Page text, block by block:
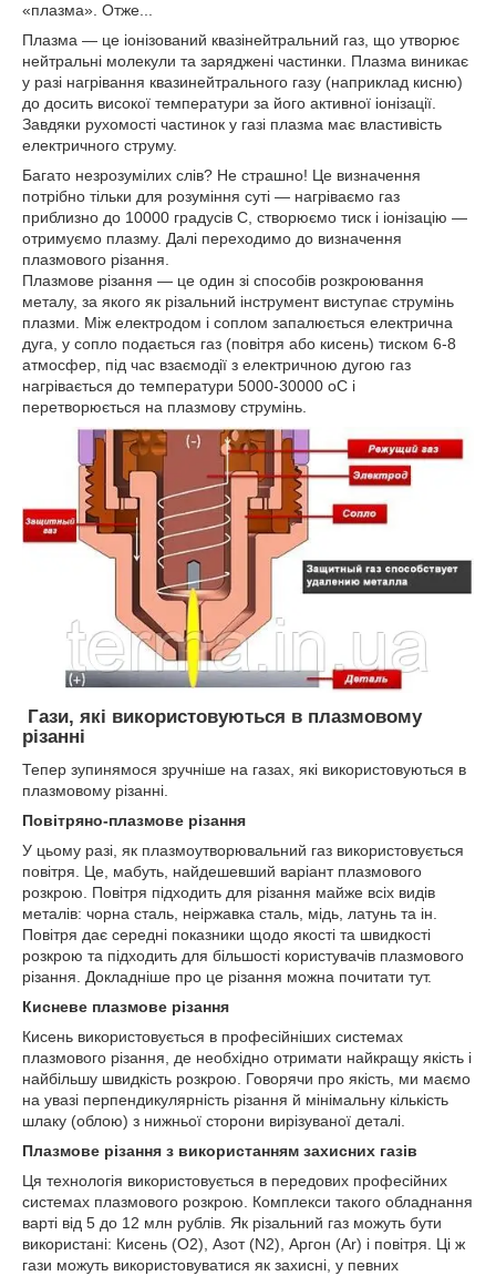
«плазма». Отже...
Плазма — це іонізований квазінейтральний газ, що утворює
нейтральні молекули та заряджені частинки. Плазма виникає
у разі нагрівання квазинейтрального газу (наприклад кисню)
до досить високої температури за його активної іонізації.
Завдяки рухомості частинок у газі плазма має властивість
електричного струму.
Багато незрозумілих слів? Не страшно! Це визначення
потрібно тільки для розуміння суті — нагріваємо газ
приблизно до 10000 градусів С, створюємо тиск і іонізацію —
отримуємо плазму. Далі переходимо до визначення
плазмового різання.
Плазмове різання — це один зі способів розкроювання
металу, за якого як різальний інструмент виступає струмінь
плазми. Між електродом і соплом запалюється електрична
дуга, у сопло подається газ (повітря або кисень) тиском 6-8
атмосфер, під час взаємодії з електричною дугою газ
нагрівається до температури 5000-30000 оС і
перетворюється на плазмову струмінь.
Гази, які використовуються в плазмовому
різанні
Тепер зупинямося зручніше на газах, які використовуються в
плазмовому різанні.
Повітряно-плазмове різання
У цьому разі, як плазмоутворювальний газ використовується
повітря. Це, мабуть, найдешевший варіант плазмового
розкрою. Повітря підходить для різання майже всіх видів
металів: чорна сталь, неіржавка сталь, мідь, латунь та ін.
Повітря дає середні показники щодо якості та швидкості
розкрою та підходить для більшості користувачів плазмового
різання. Докладніше про це різання можна почитати тут.
Кисневе плазмове різання
Кисень використовується в професійніших системах
плазмового різання, де необхідно отримати найкращу якість і
найбільшу швидкість розкрою. Говорячи про якість, ми маємо
на увазі перпендикулярність різання й мінімальну кількість
шлаку (облою) з нижньої сторони вирізуваної деталі.
Плазмове різання з використанням захисних газів
Ця технологія використовується в передових професійних
системах плазмового розкрою. Комплекси такого обладнання
варті від 5 до 12 млн рублів. Як різальний газ можуть бути
використані: Кисень (О2), Азот (N2), Аргон (Ar) і повітря. Ці ж
гази можуть використовуватися як захисні, у певних